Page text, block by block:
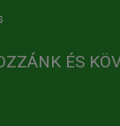
ÉS